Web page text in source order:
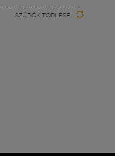
SZŰRŐK TÖRLÉSE